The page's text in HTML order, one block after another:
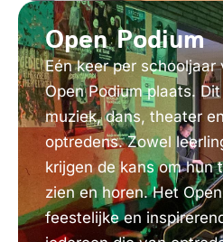
Open Podium
Eén keer per
Open Podium plaats.
muziek, dans, theater
optredens. Zowel
krijgen de kans om hun
zien en horen. Het
feestelijke en